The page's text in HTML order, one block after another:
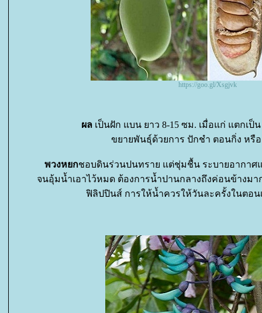
https://goo.gl/Xsgjvk
ผล เป็นฝัก แบน ยาว 8-15 ซม. เมื่อแก่ แตกเป็
ขยายพันธุ์ด้วยการ ปักชำ ตอนกิ่ง หรือ
พวงหยกชอบดินร่วนปนทราย แต่ชุ่มชื้น ระบายอากาศ
จนอุ้มน้ำเอาไว้หมด ต้องการน้ำปานกลางถึงค่อนข้างม
ฟิลิปปินส์ การให้น้ำควรให้วันละครั้งในตอน